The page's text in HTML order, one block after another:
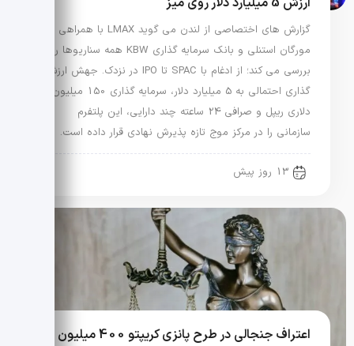
گزارش های اختصاصی از لندن می گوید LMAX با همراهی
مورگان استنلی و بانک سرمایه گذاری KBW همه سناریوها را
بررسی می کند؛ از ادغام با SPAC تا IPO در نزدک. جهش ارزش
گذاری احتمالی به 5 میلیارد دلار، سرمایه گذاری 150 میلیون
دلاری ریپل و صرافی 24 ساعته چند دارایی، این پلتفرم
سازمانی را در مرکز موج تازه پذیرش نهادی قرار داده است.
13 روز پیش
اعتراف جنجالی در طرح پانزی کریپتو 400 میلیون